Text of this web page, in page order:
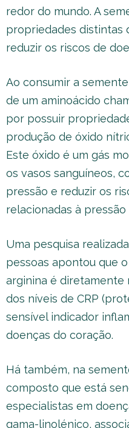
redor do mundo. A
propriedades distintas
reduzir os riscos de
Ao consumir a
de um aminoácido
por possuir
produção de óxido
Este óxido é um gás
os vasos sanguíneos,
pressão e reduzir os
relacionadas à pressão
Uma pesquisa
pessoas apontou que
arginina é diretamente
dos níveis de CRP
sensível indicador
doenças do coração.
Há também, na
composto que está
especialistas em
gama-linolénico,